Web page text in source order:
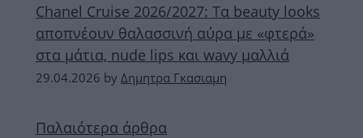
Chanel Cruise 2026/2027: Τα beauty looks
αποπνέουν θαλασσινή αύρα με «φτερά»
στα μάτια, nude lips και wavy μαλλιά
29.04.2026 by Δημητρα Γκασιαμη
Παλαιότερα άρθρα